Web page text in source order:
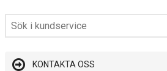
KONTAKTA OSS